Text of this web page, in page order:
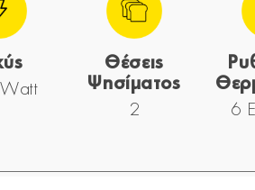
Θέσεις
Ψησίματος
2
6